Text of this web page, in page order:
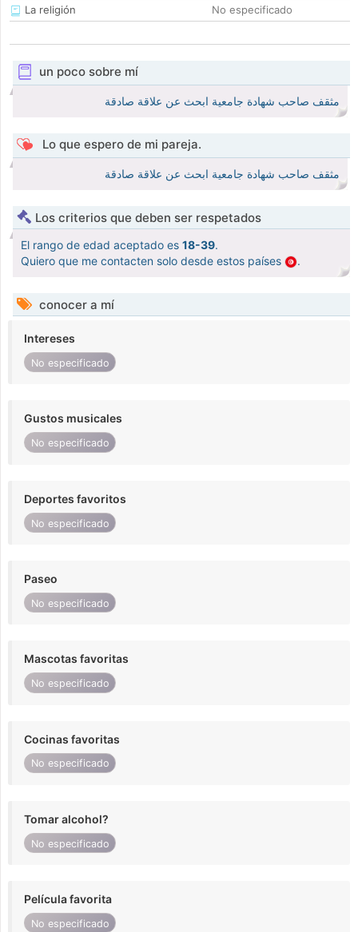
La religión
No especificado
un poco sobre mí
مثقف صاحب شهادة جامعية ابحث عن علاقة صادقة
Lo que espero de mi pareja.
مثقف صاحب شهادة جامعية ابحث عن علاقة صادقة
Los criterios que deben ser respetados
El rango de edad aceptado es 18-39.
Quiero que me contacten solo desde estos países
.
conocer a mí
Intereses
No especificado
Gustos musicales
No especificado
Deportes favoritos
No especificado
Paseo
No especificado
Mascotas favoritas
No especificado
Cocinas favoritas
No especificado
Tomar alcohol?
No especificado
Película favorita
No especificado